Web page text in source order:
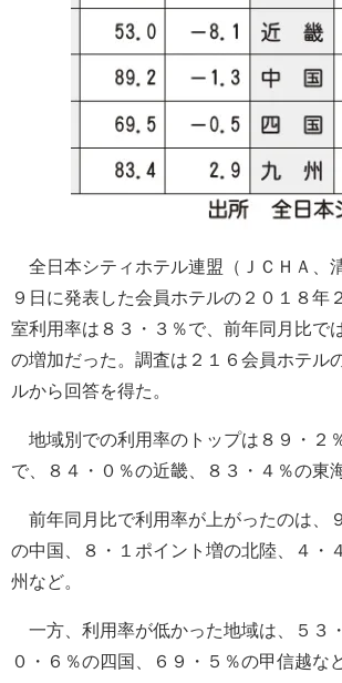
全日本シティホテル連盟（ＪＣＨＡ、
９日に発表した会員ホテルの２０１８年
室利用率は８３・３％で、前年同月比で
の増加だった。調査は２１６会員ホテル
ルから回答を得た。
地域別での利用率のトップは８９・２
で、８４・０％の近畿、８３・４％の東
前年同月比で利用率が上がったのは、
の中国、８・１ポイント増の北陸、４・
州など。
一方、利用率が低かった地域は、５３
０・６％の四国、６９・５％の甲信越など